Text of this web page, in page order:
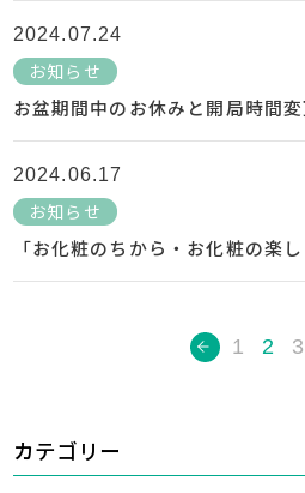
2024.07.24
お知らせ
お盆期間中のお休みと開局時間
2024.06.17
お知らせ
「お化粧のちから・お化粧の楽し
1 2 3
カテゴリー